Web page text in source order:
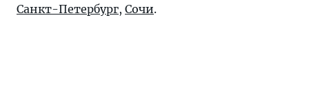
Санкт-Петербург, Сочи.